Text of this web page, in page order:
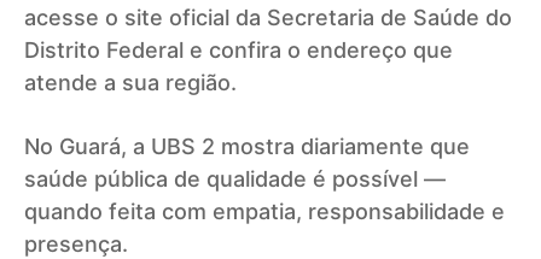
acesse o site oficial da Secretaria de Saúde do
Distrito Federal e confira o endereço que
atende a sua região.
No Guará, a UBS 2 mostra diariamente que
saúde pública de qualidade é possível —
quando feita com empatia, responsabilidade e
presença.